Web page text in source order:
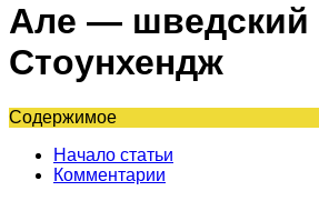
Але — шведский
Стоунхендж
Содержимое
Начало статьи
Комментарии